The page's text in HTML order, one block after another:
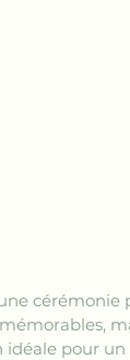
cérémonie
pour